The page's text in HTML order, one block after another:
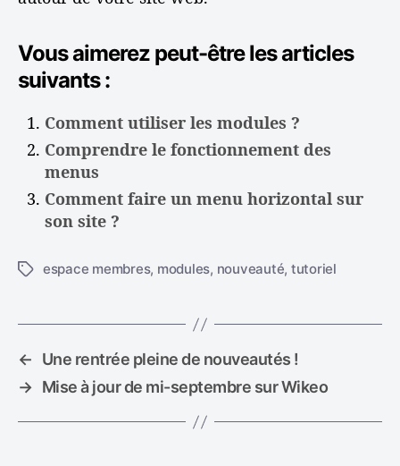
Vous aimerez peut-être les articles
suivants :
Comment utiliser les modules ?
Comprendre le fonctionnement des
menus
Comment faire un menu horizontal sur
son site ?
É
q
e
t
e
espace membres, modules, nouveauté, tutoriel
←
Une rentrée pleine de nouveautés !
→ Mise à jour de mi-septembre sur Wikeo